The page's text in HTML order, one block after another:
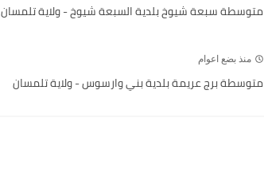
متوسطة سبعة شيوخ بلدية السبعة شيوخ - ولاية تلمسان
منذ بضع اعوام
متوسطة برج عريمة بلدية بني وارسوس - ولاية تلمسان